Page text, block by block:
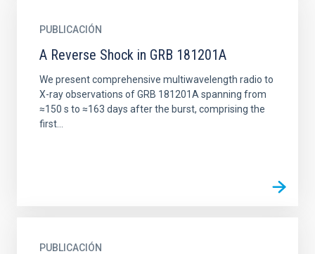
PUBLICACIÓN
A Reverse Shock in GRB 181201A
We present comprehensive multiwavelength radio to
X-ray observations of GRB 181201A spanning from
≈150 s to ≈163 days after the burst, comprising the
first...
PUBLICACIÓN